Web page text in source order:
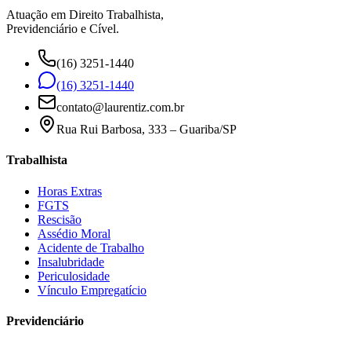
Atuação em Direito Trabalhista,
Previdenciário e Cível.
(16) 3251-1440
(16) 3251-1440
contato@laurentiz.com.br
Rua Rui Barbosa, 333 – Guariba/SP
Trabalhista
Horas Extras
FGTS
Rescisão
Assédio Moral
Acidente de Trabalho
Insalubridade
Periculosidade
Vínculo Empregatício
Previdenciário